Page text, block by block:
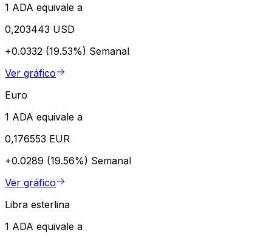
1 ADA equivale a
0,203443 USD
+0.0332 (19.53%) Semanal
Ver gráfico
Euro
1 ADA equivale a
0,176553 EUR
+0.0289 (19.56%) Semanal
Ver gráfico
Libra esterlina
1 ADA equivale a